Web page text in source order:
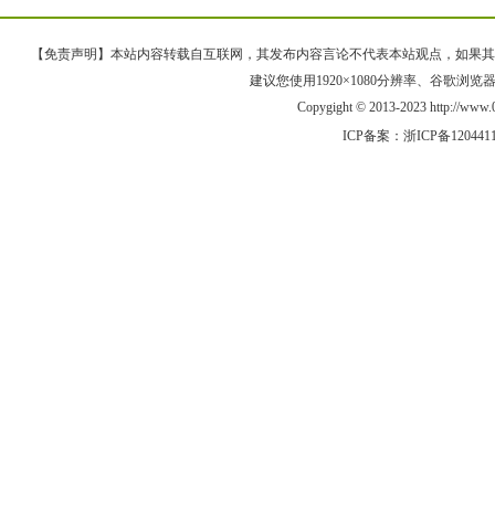
【免责声明】本站内容转载自互联网，其发布内容言论不代表本站观点，如果
建议您使用1920×1080分辨率、谷歌浏览
Copygight © 2013-2023 http://
ICP备案： 浙ICP备